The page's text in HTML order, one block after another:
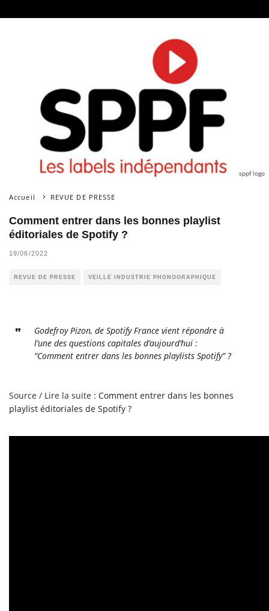
sppf logo
Accueil REVUE DE PRESSE
Comment entrer dans les bonnes playlist
éditoriales de Spotify ?
19/06/2022
REVUE DE PRESSE VEILLE INDUSTRIE PHONOGRAPHIQUE
Godefroy Pizon, de Spotify France vient répondre à
l’une des questions capitales d’aujourd’hui :
“Comment entrer dans les bonnes playlists Spotify” ?
Source / Lire la suite : Comment entrer dans les bonnes
playlist éditoriales de Spotify ?